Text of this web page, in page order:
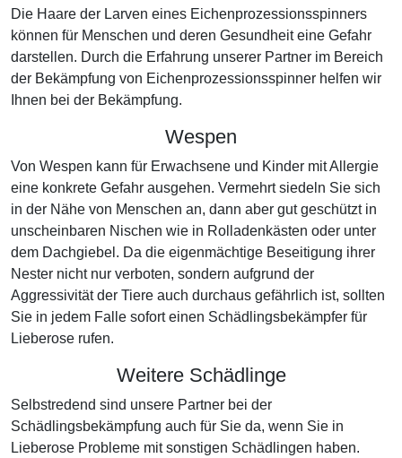
Die Haare der Larven eines Eichenprozessionsspinners
können für Menschen und deren Gesundheit eine Gefahr
darstellen. Durch die Erfahrung unserer Partner im Bereich
der Bekämpfung von Eichenprozessionsspinner helfen wir
Ihnen bei der Bekämpfung.
Wespen
Von Wespen kann für Erwachsene und Kinder mit Allergie
eine konkrete Gefahr ausgehen. Vermehrt siedeln Sie sich
in der Nähe von Menschen an, dann aber gut geschützt in
unscheinbaren Nischen wie in Rolladenkästen oder unter
dem Dachgiebel. Da die eigenmächtige Beseitigung ihrer
Nester nicht nur verboten, sondern aufgrund der
Aggressivität der Tiere auch durchaus gefährlich ist, sollten
Sie in jedem Falle sofort einen Schädlingsbekämpfer für
Lieberose rufen.
Weitere Schädlinge
Selbstredend sind unsere Partner bei der
Schädlingsbekämpfung auch für Sie da, wenn Sie in
Lieberose Probleme mit sonstigen Schädlingen haben.